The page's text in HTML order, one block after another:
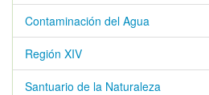
Contaminación del Agua
Región XIV
Santuario de la Naturaleza